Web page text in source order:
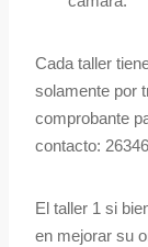
Cada taller
solamente por
comprobante
contacto:
El taller 1 si
en mejorar su